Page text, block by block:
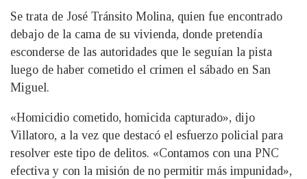
Se trata de José Tránsito Molina, quien fue encontrado
debajo de la cama de su vivienda, donde pretendía
esconderse de las autoridades que le seguían la pista
luego de haber cometido el crimen el sábado en San
Miguel.
«Homicidio cometido, homicida capturado», dijo
Villatoro, a la vez que destacó el esfuerzo policial para
resolver este tipo de delitos. «Contamos con una PNC
efectiva y con la misión de no permitir más impunidad»,